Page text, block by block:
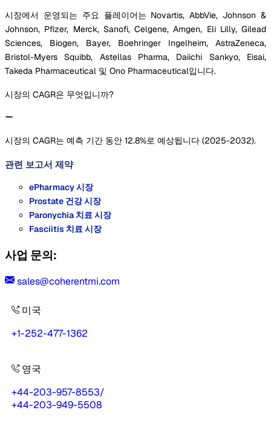
시장에서 운영되는 주요 플레이어는 Novartis, AbbVie, Johnson &
Johnson, Pfizer, Merck, Sanofi, Celgene, Amgen, Eli Lilly, Gilead
Sciences, Biogen, Bayer, Boehringer Ingelheim, AstraZeneca,
Bristol-Myers Squibb, Astellas Pharma, Daiichi Sankyo, Eisai,
Takeda Pharmaceutical 및 Ono Pharmaceutical입니다.
시장의 CAGR은 무엇입니까?
시장의 CAGR는 예측 기간 동안 12.8%로 예상됩니다 (2025-2032).
관련 보고서 제약
ePharmacy 시장
Prostate 건강 시장
Paronychia 치료 시장
Fasciitis 치료 시장
사업 문의:
sales@coherentmi.com
미국
+1-252-477-1362
영국
+44-203-957-8553/
+44-203-949-5508